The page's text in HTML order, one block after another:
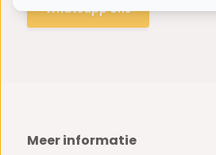
Whatsapp ons
Meer informatie